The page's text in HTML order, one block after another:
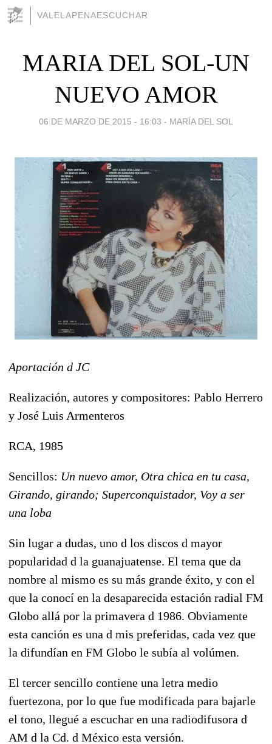
VALELAPENAESCUCHAR
MARIA DEL SOL-UN
NUEVO AMOR
06 DE MARZO DE 2015 - 16:03 - MARÍA DEL SOL
Aportación d JC
Realización, autores y compositores: Pablo Herrero
y José Luis Armenteros
RCA, 1985
Sencillos: Un nuevo amor, Otra chica en tu casa,
Girando, girando; Superconquistador, Voy a ser
una loba
Sin lugar a dudas, uno d los discos d mayor
popularidad d la guanajuatense. El tema que da
nombre al mismo es su más grande éxito, y con el
que la conocí en la desaparecida estación radial FM
Globo allá por la primavera d 1986. Obviamente
esta canción es una d mis preferidas, cada vez que
la difundían en FM Globo le subía al volúmen.
El tercer sencillo contiene una letra medio
fuertezona, por lo que fue modificada para bajarle
el tono, llegué a escuchar en una radiodifusora d
AM d la Cd. d México esta versión.